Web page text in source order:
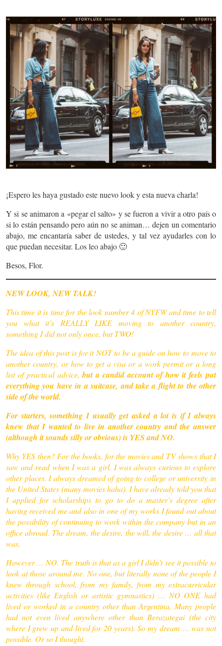
¡Espero les haya gustado este nuevo look y esta nueva charla!
Y si se animaron a «pegar el salto» y se fueron a vivir a otro país o
si lo están pensando pero aún no se animan… dejen un comentario
abajo, me encantaría saber de ustedes, y tal vez ayudarles con lo
que puedan necesitar. Los leo abajo 🙂
Besos, Flor.
NEW LOOK, NEW TALK!
This time it is time for the look number 4 of NYFW and time to tell
you what it’s REALLY LIKE moving to another country,
something I did not only once, but TWO!
The idea of ​​this post is for it NOT to be a guide on how to move to
another country, or how to get a visa or a work permit or a long
list of practical advice,but a candid account of how it feels put
everything you have in a suitcase, and take a flight to the other
side of the world.
For starters, something I usually get asked a lot is if I always
knew that I wanted to live in another country and the answer
(although it sounds silly or obvious) is YES and NO.
Why YES then? For the books, for the movies and TV shows that I
saw and read when I was a girl. I was always curious to explore
other places. I always dreamed of going to college or university in
the United States (many movies haha). I have already told you that
I applied for scholarships to go to do a master’s degree after
having received me and also in one of my works I found out about
the possibility of continuing to work within the company but in an
office abroad. The dream, the desire, the will, the desire … all that
was.
However … NO. The truth is that as a girl I didn’t see it possible to
look at those around me. No one, but literally none of the people I
knew through school, from my family, from my extracurricular
activities (like English or artistic gymnastics) … NO ONE had
lived or worked in a country other than Argentina. Many people
had not even lived anywhere other than Berazategui (the city
where I grew up and lived for 20 years). So my dream … was not
possible. Or so I thought.